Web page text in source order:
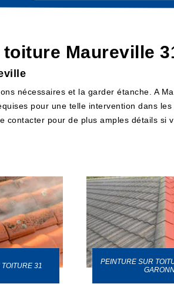
Maureville
nécessaires et la garder étanche. A
pour une telle intervention dans les
contacter pour de plus amples détails si
31
PEINTURE SUR